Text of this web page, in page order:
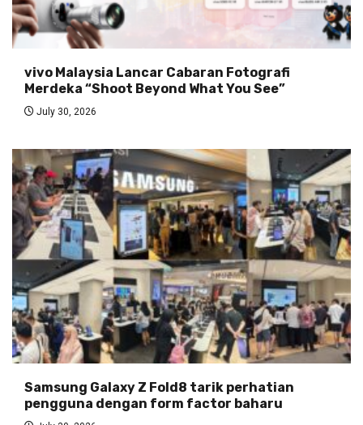
vivo Malaysia Lancar Cabaran Fotografi
Merdeka “Shoot Beyond What You See”
July 30, 2026
Samsung Galaxy Z Fold8 tarik perhatian
pengguna dengan form factor baharu